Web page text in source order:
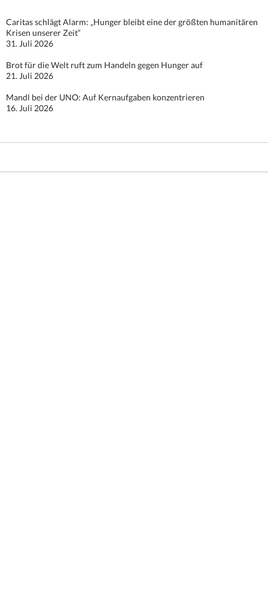
Caritas schlägt Alarm: „Hunger bleibt eine der größten humanitären
Krisen unserer Zeit“
31. Juli 2026
Brot für die Welt ruft zum Handeln gegen Hunger auf
21. Juli 2026
Mandl bei der UNO: Auf Kernaufgaben konzentrieren
16. Juli 2026